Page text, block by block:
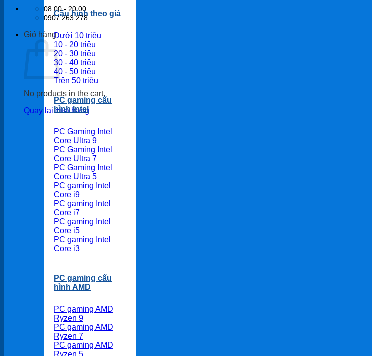
08:00 - 20:00
0907 263 278
Giỏ hàng
No products in the cart.
Quay lại cửa hàng
Cấu hình theo giá
Dưới 10 triệu
10 - 20 triệu
20 - 30 triệu
30 - 40 triệu
40 - 50 triệu
Trên 50 triệu
PC gaming cấu
hình Intel
PC Gaming Intel
Core Ultra 9
PC Gaming Intel
Core Ultra 7
PC Gaming Intel
Core Ultra 5
PC gaming Intel
Core i9
PC gaming Intel
Core i7
PC gaming Intel
Core i5
PC gaming Intel
Core i3
PC gaming cấu
hình AMD
PC gaming AMD
Ryzen 9
PC gaming AMD
Ryzen 7
PC gaming AMD
Ryzen 5